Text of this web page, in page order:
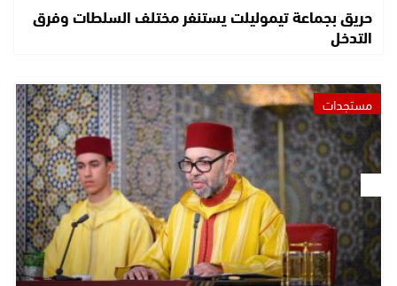
حريق بجماعة تيموليلت يستنفر مختلف السلطات وفرق
التدخل
مستجدات